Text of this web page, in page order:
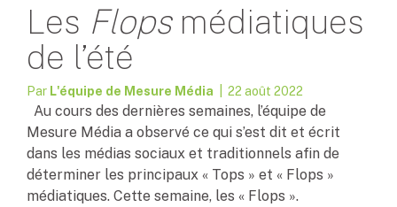
Les Flopsmédiatiques
de l’été
Par L'équipe de Mesure Média | 22 août 2022
Au cours des dernières semaines, l’équipe de
Mesure Média a observé ce qui s’est dit et écrit
dans les médias sociaux et traditionnels afin de
déterminer les principaux « Tops » et « Flops »
médiatiques. Cette semaine, les « Flops ».